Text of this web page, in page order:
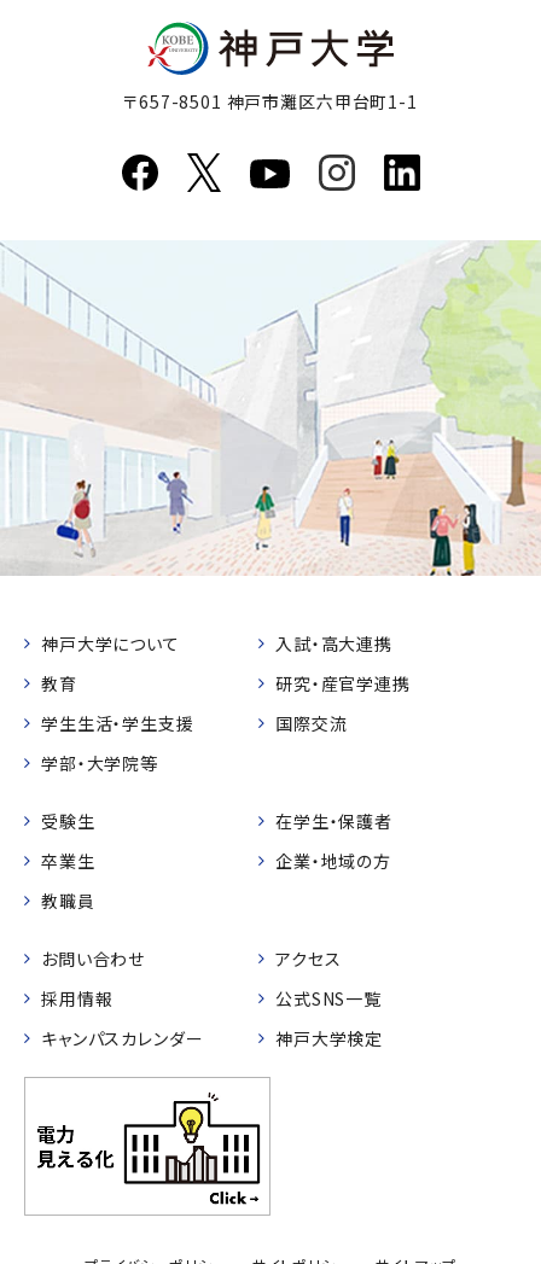
〒657-8501 神戸市灘区六甲台町1-1
神戸大学について
入試・高大連携
教育
研究・産官学連携
学生生活・学生支援
国際交流
学部・大学院等
受験生
在学生・保護者
卒業生
企業・地域の方
教職員
お問い合わせ
アクセス
採用情報
公式SNS一覧
キャンパスカレンダー
神戸大学検定